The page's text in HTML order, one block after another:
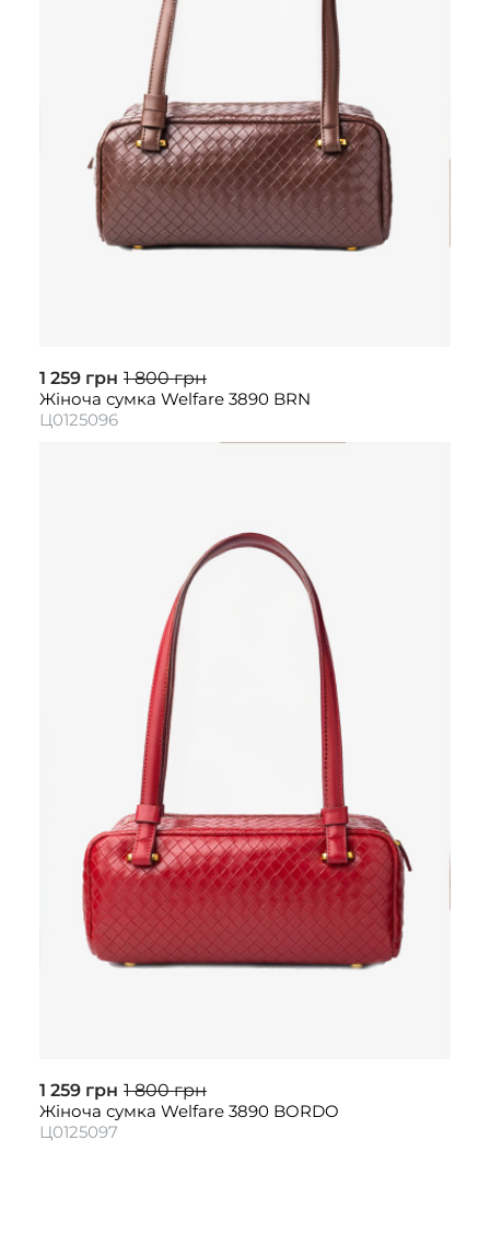
1 259 грн 1 800 грн
Жіноча сумка Welfare 3890 BRN
Ц0125096
1 259 грн 1 800 грн
Жіноча сумка Welfare 3890 BORDO
Ц0125097